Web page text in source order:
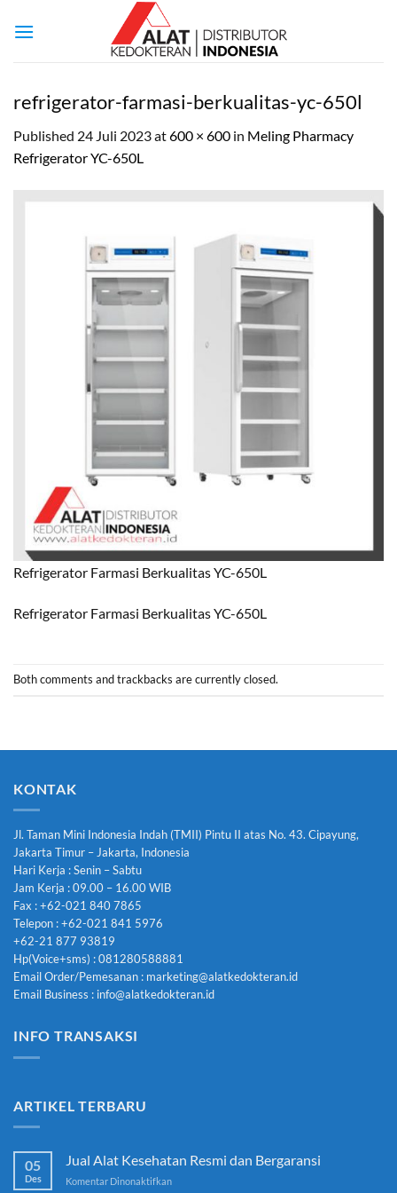
refrigerator-farmasi-berkualitas-yc-650l
Published 24 Juli 2023at600 × 600 in Meling Pharmacy
Refrigerator YC-650L
Refrigerator Farmasi Berkualitas YC-650L
Refrigerator Farmasi Berkualitas YC-650L
Both comments and trackbacks are currently closed.
KONTAK
Jl. Taman Mini Indonesia Indah (TMII) Pintu II atas No. 43. Cipayung,
Jakarta Timur – Jakarta, Indonesia
Hari Kerja : Senin – Sabtu
Jam Kerja : 09.00 – 16.00 WIB
Fax : +62-021 840 7865
Telepon : +62-021 841 5976
+62-21 877 93819
Hp(Voice+sms) : 081280588881
Email Order/Pemesanan : marketing@alatkedokteran.id
Email Business : info@alatkedokteran.id
INFO TRANSAKSI
ARTIKEL TERBARU
05
Des
Jual Alat Kesehatan Resmi dan Bergaransi
Komentar Dinonaktifkanpada